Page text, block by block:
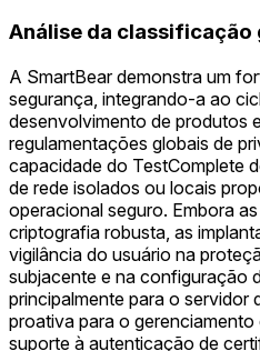
Análise da classificação
A SmartBear demonstra um
segurança, integrando-a ao
desenvolvimento de produtos
regulamentações globais de
capacidade do TestComplete
de rede isolados ou locais
operacional seguro. Embora
criptografia robusta, as
vigilância do usuário na
subjacente e na configuração
principalmente para o servidor
proativa para o gerenciamento
suporte à autenticação de